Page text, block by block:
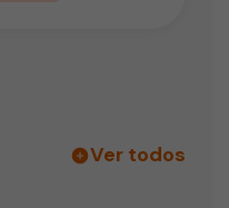
Ver todos